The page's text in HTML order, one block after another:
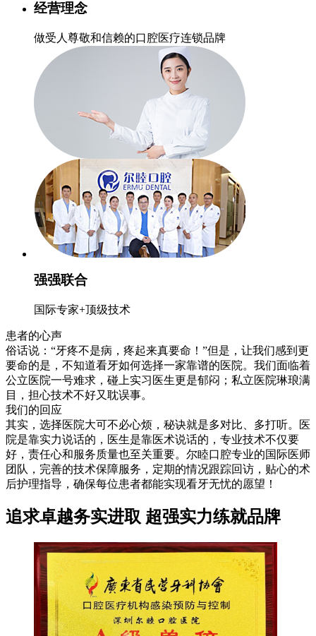
经营理念
做受人尊敬和信赖的口腔医疗连锁品牌
强强联合
国际专家+顶级技术
患者的心声
俗话说：“牙疼不是病，疼起来真要命！”但是，让我们感到更
要命的是，不知道看牙如何选择一家靠谱的医院。我们面临着
公立医院一号难求，碰上实习医生更是郁闷；私立医院琳琅满
目，担心技术不好又耽误事。
我们的回应
其实，选择医院大可不必心烦，秘诀就是多对比、多打听。医
院是靠实力说话的，医生是靠医术说话的，专业技术不仅要
好，责任心和服务质量也至关重要。尔睦口腔专业的国际医师
团队，完善的技术保障服务，定期的情况跟踪回访，贴心的术
后护理指导，确保每位患者都能实现看牙无忧的愿望！
追求卓越务实进取 超强实力练就品牌